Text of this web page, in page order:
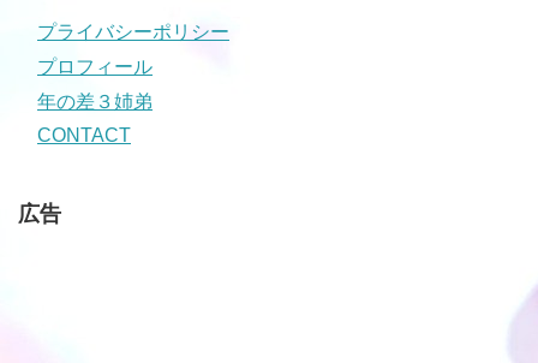
プライバシーポリシー
プロフィール
年の差３姉弟
CONTACT
広告